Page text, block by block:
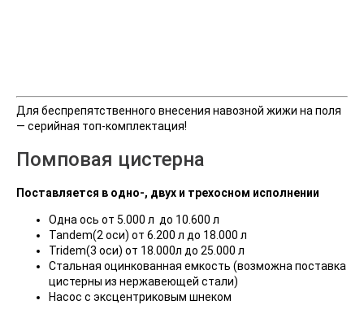
Для беспрепятственного внесения навозной жижи на поля
— серийная топ-комплектация!
Помповая цистерна
Поставляется в одно-, двух и трехосном исполнении
Одна ось от 5.000 л до 10.600 л
Tandem(2 оси) от 6.200 л до 18.000 л
Tridem(3 оси) от 18.000л до 25.000 л
Стальная оцинкованная емкость (возможна поставка
цистерны из нержавеющей стали)
Насос с эксцентриковым шнеком